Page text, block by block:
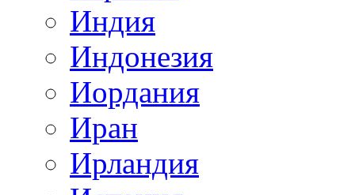
Индия
Индонезия
Иордания
Иран
Ирландия